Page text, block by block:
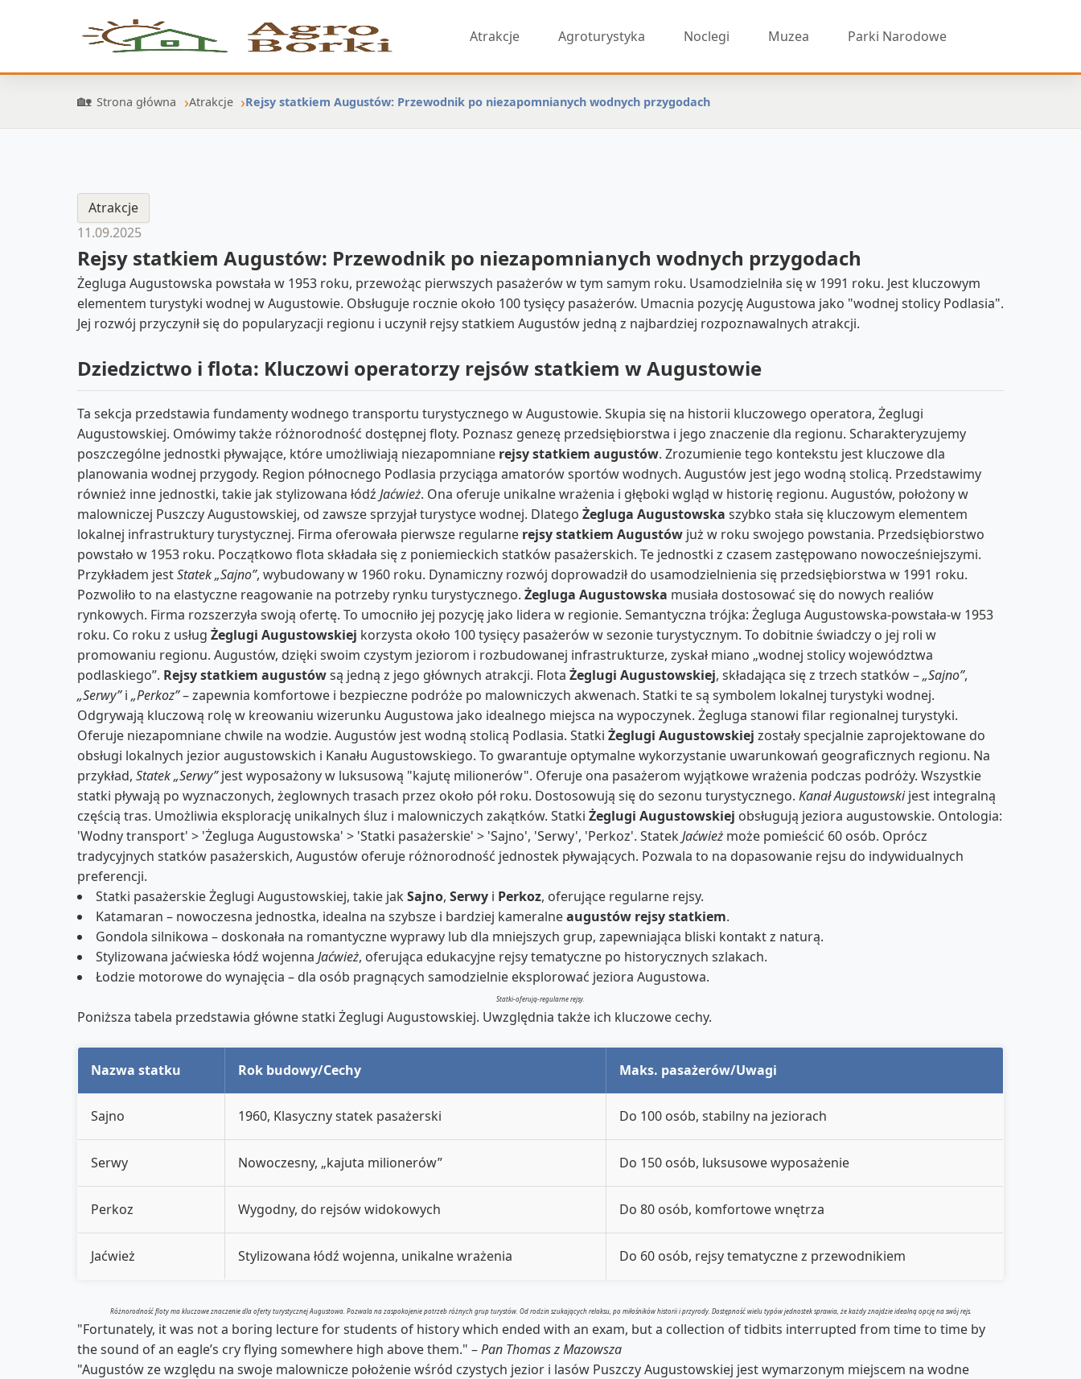
Atrakcje Agroturystyka Noclegi Muzea Parki Narodowe
Strona główna Atrakcje Rejsy statkiem Augustów: Przewodnik po niezapomnianych wodnych przygodach
Atrakcje
11.09.2025
Rejsy statkiem Augustów: Przewodnik po niezapomnianych wodnych przygodach
Żegluga Augustowska powstała w 1953 roku, przewożąc pierwszych pasażerów w tym samym roku. Usamodzielniła się w 1991 roku. Jest kluczowym
elementem turystyki wodnej w Augustowie. Obsługuje rocznie około 100 tysięcy pasażerów. Umacnia pozycję Augustowa jako "wodnej stolicy Podlasia".
Jej rozwój przyczynił się do popularyzacji regionu i uczynił rejsy statkiem Augustów jedną z najbardziej rozpoznawalnych atrakcji.
Dziedzictwo i flota: Kluczowi operatorzy rejsów statkiem w Augustowie
Ta sekcja przedstawia fundamenty wodnego transportu turystycznego w Augustowie. Skupia się na historii kluczowego operatora, Żeglugi
Augustowskiej. Omówimy także różnorodność dostępnej floty. Poznasz genezę przedsiębiorstwa i jego znaczenie dla regionu. Scharakteryzujemy
poszczególne jednostki pływające, które umożliwiają niezapomniane rejsy statkiem augustów. Zrozumienie tego kontekstu jest kluczowe dla
planowania wodnej przygody. Region północnego Podlasia przyciąga amatorów sportów wodnych. Augustów jest jego wodną stolicą. Przedstawimy
również inne jednostki, takie jak stylizowana łódź Jaćwież. Ona oferuje unikalne wrażenia i głęboki wgląd w historię regionu. Augustów, położony w
malowniczej Puszczy Augustowskiej, od zawsze sprzyjał turystyce wodnej. Dlatego Żegluga Augustowska szybko stała się kluczowym elementem
lokalnej infrastruktury turystycznej. Firma oferowała pierwsze regularne rejsy statkiem Augustów już w roku swojego powstania. Przedsiębiorstwo
powstało w 1953 roku. Początkowo flota składała się z poniemieckich statków pasażerskich. Te jednostki z czasem zastępowano nowocześniejszymi.
Przykładem jestStatek „Sajno”, wybudowany w 1960 roku. Dynamiczny rozwój doprowadził do usamodzielnienia się przedsiębiorstwa w 1991 roku.
Pozwoliło to na elastyczne reagowanie na potrzeby rynku turystycznego. Żegluga Augustowska musiała dostosować się do nowych realiów
rynkowych. Firma rozszerzyła swoją ofertę. To umocniło jej pozycję jako lidera w regionie. Semantyczna trójka: Żegluga Augustowska-powstała-w 1953
roku. Co roku z usług Żeglugi Augustowskiej korzysta około 100 tysięcy pasażerów w sezonie turystycznym. To dobitnie świadczy o jej roli w
promowaniu regionu. Augustów, dzięki swoim czystym jeziorom i rozbudowanej infrastrukturze, zyskał miano „wodnej stolicy województwa
podlaskiego”. Rejsy statkiem augustówsą jedną z jego głównych atrakcji. Flota Żeglugi Augustowskiej, składająca się z trzech statków –„Sajno”,
„Serwy”i „Perkoz”– zapewnia komfortowe i bezpieczne podróże po malowniczych akwenach. Statki te są symbolem lokalnej turystyki wodnej.
Odgrywają kluczową rolę w kreowaniu wizerunku Augustowa jako idealnego miejsca na wypoczynek. Żegluga stanowi filar regionalnej turystyki.
Oferuje niezapomniane chwile na wodzie. Augustów jest wodną stolicą Podlasia. Statki Żeglugi Augustowskiej zostały specjalnie zaprojektowane do
obsługi lokalnych jezior augustowskich i Kanału Augustowskiego. To gwarantuje optymalne wykorzystanie uwarunkowań geograficznych regionu. Na
przykład, Statek „Serwy”jest wyposażony w luksusową "kajutę milionerów". Oferuje ona pasażerom wyjątkowe wrażenia podczas podróży. Wszystkie
statki pływają po wyznaczonych, żeglownych trasach przez około pół roku. Dostosowują się do sezonu turystycznego. Kanał Augustowskijest integralną
częścią tras. Umożliwia eksplorację unikalnych śluz i malowniczych zakątków. Statki Żeglugi Augustowskiej obsługują jeziora augustowskie. Ontologia:
'Wodny transport' > 'Żegluga Augustowska' > 'Statki pasażerskie' > 'Sajno', 'Serwy', 'Perkoz'. StatekJaćwież może pomieścić 60 osób. Oprócz
tradycyjnych statków pasażerskich, Augustów oferuje różnorodność jednostek pływających. Pozwala to na dopasowanie rejsu do indywidualnych
preferencji.
Statki pasażerskie Żeglugi Augustowskiej, takie jakSajno, Serwy i Perkoz, oferujące regularne rejsy.
Katamaran – nowoczesna jednostka, idealna na szybsze i bardziej kameralneaugustów rejsy statkiem.
Gondola silnikowa – doskonała na romantyczne wyprawy lub dla mniejszych grup, zapewniająca bliski kontakt z naturą.
Stylizowana jaćwieska łódź wojenna Jaćwież, oferująca edukacyjne rejsy tematyczne po historycznych szlakach.
Łodzie motorowe do wynajęcia – dla osób pragnących samodzielnie eksplorować jeziora Augustowa.
Statki-oferują-regularne rejsy.
Poniższa tabela przedstawia główne statki Żeglugi Augustowskiej. Uwzględnia także ich kluczowe cechy.
Nazwa statku Rok budowy/Cechy Maks. pasażerów/Uwagi
Sajno 1960, Klasyczny statek pasażerski Do 100 osób, stabilny na jeziorach
Serwy Nowoczesny, „kajuta milionerów” Do 150 osób, luksusowe wyposażenie
Perkoz Wygodny, do rejsów widokowych Do 80 osób, komfortowe wnętrza
Jaćwież Stylizowana łódź wojenna, unikalne wrażenia Do 60 osób, rejsy tematyczne z przewodnikiem
Różnorodność floty ma kluczowe znaczenie dla oferty turystycznej Augustowa. Pozwala na zaspokojenie potrzeb różnych grup turystów. Od rodzin szukających relaksu, po miłośników historii i przyrody. Dostępność wielu typów jednostek sprawia, że każdy znajdzie idealną opcję na swój rejs.
"Fortunately, it was not a boring lecture for students of history which ended with an exam, but a collection of tidbits interrupted from time to time by
the sound of an eagle’s cry flying somewhere high above them." –Pan Thomas z Mazowsza
"Augustów ze względu na swoje malownicze położenie wśród czystych jezior i lasów Puszczy Augustowskiej jest wymarzonym miejscem na wodne